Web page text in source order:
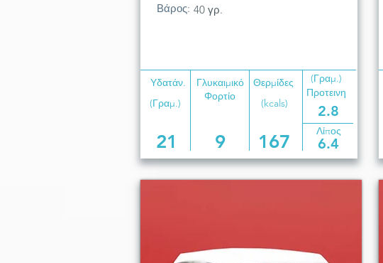
Βάρος: 40 γρ.
Υδατάν.
Γλυκαιμικό
Φορτίο
(Γραμ.)
Θερμίδες
(kcals)
Προτεινη
2.8
(Γραμ.)
21 9 167 Λίπος
6.4